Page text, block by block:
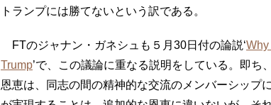
トランプには勝てないという訳である。
FTのジャナン・ガネシュも５月30日付の論説‘
Trump’で、この議論に重なる説明をしている。即ち
恩恵は、同志の間の精神的な交流のメンバーシップ